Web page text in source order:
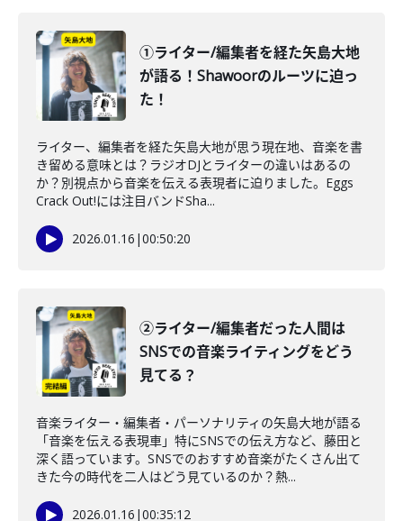
①ライター/編集者を経た矢島大地
が語る！Shawoorのルーツに迫っ
た！
ライター、編集者を経た矢島大地が思う現在地、音楽を書
き留める意味とは？ラジオDJとライターの違いはあるの
か？別視点から音楽を伝える表現者に迫りました。Eggs
Crack Out!には注目バンドSha...
2026.01.16 |00:50:20
②ライター/編集者だった人間は
SNSでの音楽ライティングをどう
見てる？
音楽ライター・編集者・パーソナリティの矢島大地が語る
「音楽を伝える表現車」特にSNSでの伝え方など、藤田と
深く語っています。SNSでのおすすめ音楽がたくさん出て
きた今の時代を二人はどう見ているのか？熱...
2026.01.16 |00:35:12